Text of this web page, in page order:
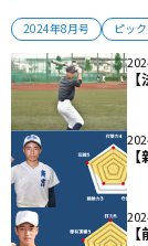
2024年8月号 ピッ